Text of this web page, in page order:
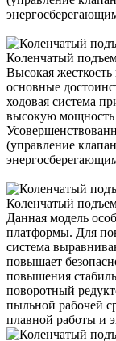
Коленчатый
Высокая
основные
ходовая система
высокую мощность
(управление
Коленчатый
Данная модель
платформы. Для
система
повышает
повышения
поворотный
пыльной рабочей
плавной работы и